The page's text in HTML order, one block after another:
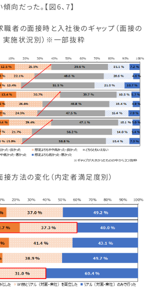
向だった。【図6、7】
職者の面接時と入社後のギャップ（面接の
実施状況別）※一部抜粋
接方法の変化（内定者満足度別）